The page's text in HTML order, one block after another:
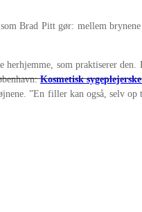
Brad Pitt gør: mellem
som praktiserer den.
Kosmetisk
”En filler kan også, selv